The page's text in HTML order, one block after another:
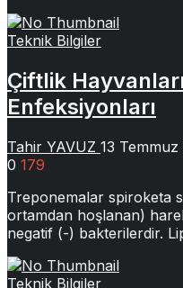
Teknik Bilgiler
Çiftlik
Enfeksiyonları
Tahir YAVUZ 13 Temmuz
0 179
Treponemalar spiroketa
ortamdan hoşlanan)
negatif (-) bakterilerdir.
Teknik Bilgiler